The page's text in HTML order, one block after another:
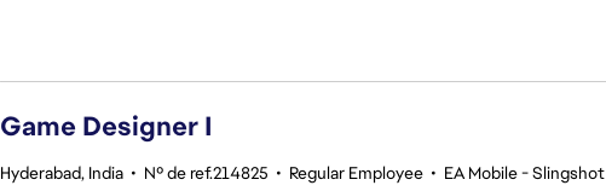
Game Designer I
Hyderabad, India • Nº de ref.214825 • Regular Employee • EA Mobile -